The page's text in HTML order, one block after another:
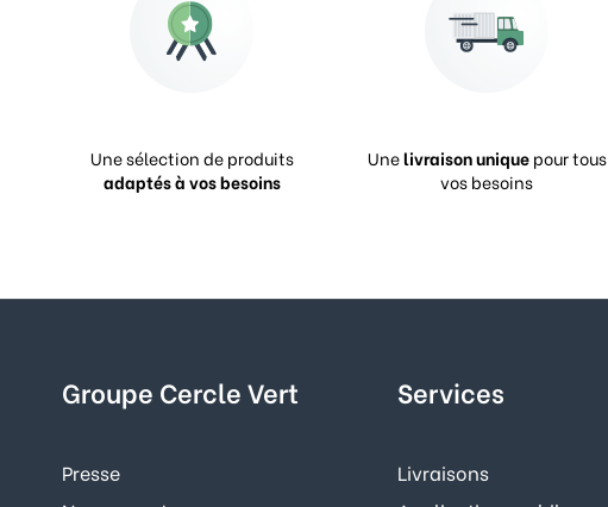
Une sélection de produits
adaptés à vos besoins
Unelivraison uniquepour tous
vos besoins
Groupe Cercle Vert
Presse
Services
Livraisons